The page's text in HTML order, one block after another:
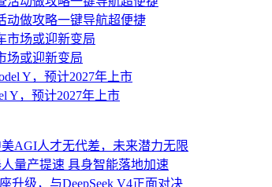
动做攻略一键导航超便捷
场或迎新变局
Y，预计2027年上市
AGI人才无代差，未来潜力无限
量产提速 具身智能落地加速
升级，与DeepSeek V4正面对决